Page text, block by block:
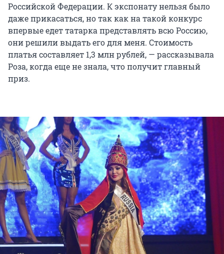
Российской Федерации. К экспонату нельзя было
даже прикасаться, но так как на такой конкурс
впервые едет татарка представлять всю Россию,
они решили выдать его для меня. Стоимость
платья составляет 1,3 млн рублей, — рассказывала
Роза, когда еще не знала, что получит главный
приз.